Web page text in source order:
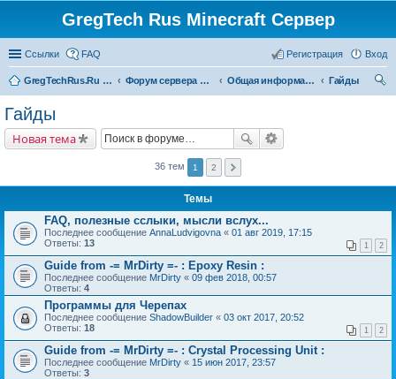
GregTech Rus Minecraft Сервер
Ссылки FAQ Вход
Регистрация
GregTechRus.Ru - На главную Форум сервера Minecraft Gregtech 1.7.10 Общая информация
Гайды
Гайды
Новая тема
36 тем 1 2
Темы
FAQ, полезные сслыки, мысли вслух...
Последнее сообщение AnnaLudvigovna « 01 авг 2019, 17:15
Ответы: 13 1 2
Guide from -= MrDirty =- : Epoxy Resin :
Последнее сообщение MrDirty « 09 фев 2018, 00:57
Ответы: 4
Программы для Черепах
Последнее сообщение ShadowBuilder « 03 окт 2017, 20:52
Ответы: 18 1 2
Guide from -= MrDirty =- : Crystal Processing Unit :
Последнее сообщение MrDirty « 15 июн 2017, 23:57
Ответы: 3